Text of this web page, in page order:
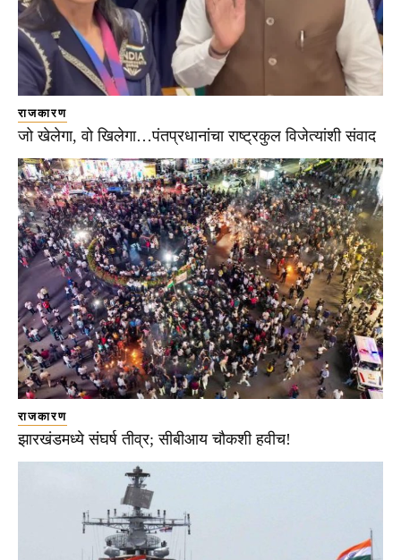
राजकारण
जो खेलेगा, वो खिलेगा…पंतप्रधानांचा राष्ट्रकुल विजेत्यांशी संवाद
राजकारण
झारखंडमध्ये संघर्ष तीव्र; सीबीआय चौकशी हवीच!